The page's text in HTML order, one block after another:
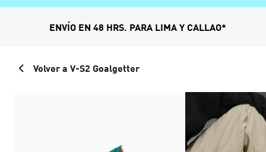
ENVÍO EN 48 HRS. PARA LIMA Y CALLAO*
Volver a V-S2 Goalgetter